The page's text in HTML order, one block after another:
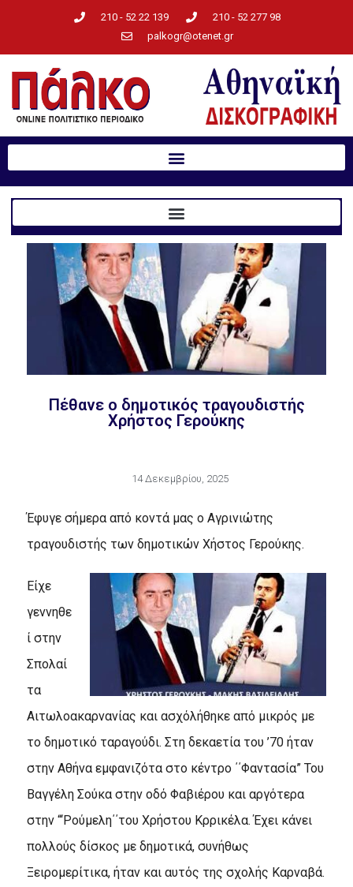
210 - 52 22 139
210 - 52 277 98
palkogr@otenet.gr
Πέθανε ο δημοτικός τραγουδιστής
Χρήστος Γερούκης
14 Δεκεμβρίου, 2025
Έφυγε σήμερα από κοντά μας ο Αγρινιώτης
τραγουδιστής των δημοτικών Χήστος Γερούκης.
Είχε
γεννηθε
ί στην
Σπολαί
τα
Αιτωλοακαρνανίας και ασχόλήθηκε από μικρός με
το δημοτικό ταραγούδι. Στη δεκαετία του ’70 ήταν
στην Αθήνα εμφανιζότα στο κέντρο ΄΄Φαντασία” Του
Βαγγέλη Σούκα στην οδό Φαβιέρου και αργότερα
στην “‘Ρούμελη΄΄του Χρήστου Κρρικέλα. Έχει κάνει
πολλούς δίσκος με δημοτικά, συνήθως
Ξειρομερίτικα, ήταν και αυτός της σχολής Καρναβά.